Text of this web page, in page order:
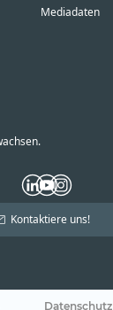
Mediadaten
Kontaktiere uns!
Datenschutz